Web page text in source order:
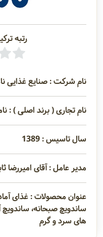
رتبه
نام شرکت : صنایع غذایی
نام تجاری ( برند اصلی ) :
سال تاسیس : 1389
مدیر عامل : آقای امیررضا
عنوان محصولات : غذای
ساندویچ صبحانه،
های سرد و گرم